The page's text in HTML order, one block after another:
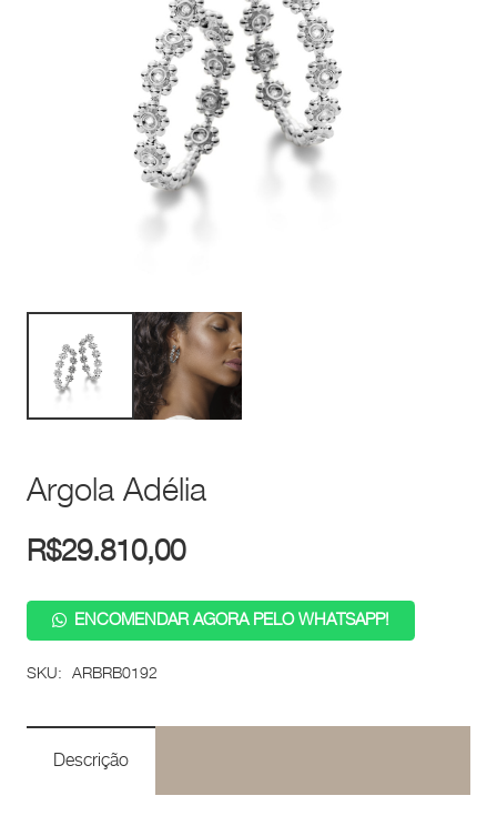
Argola Adélia
R$29.810,00
ENCOMENDAR AGORA PELO WHATSAPP!
SKU: ARBRB0192
Descrição